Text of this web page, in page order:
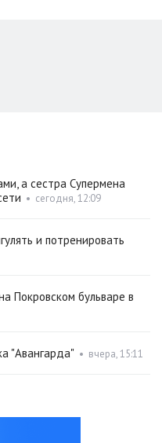
а сестра Супермена
• сегодня, 12:09
и потренировать
Покровском бульваре в
"Авангарда" • вчера, 15:11